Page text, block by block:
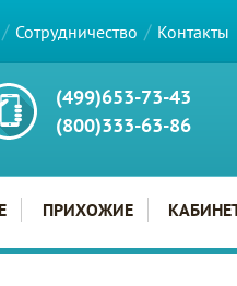
Сотрудничество Контакты
(499)653-73-43
(800)333-63-86
ПРИХОЖИЕ